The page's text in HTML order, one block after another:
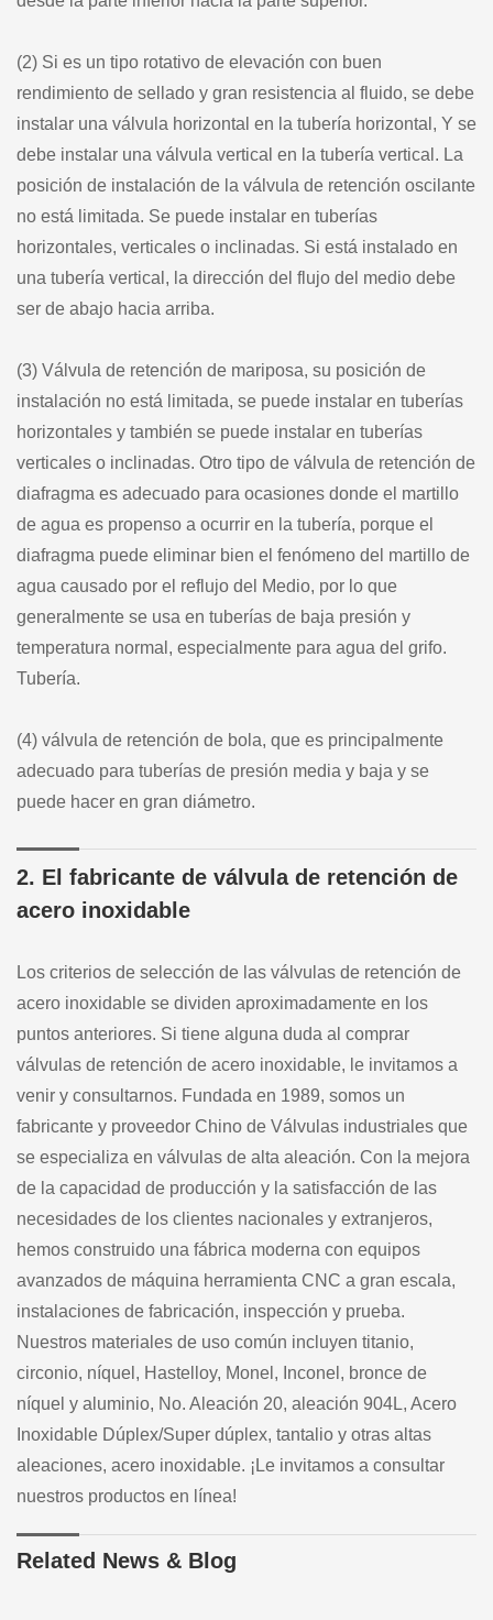
(2) Si es un tipo rotativo de elevación con buen
rendimiento de sellado y gran resistencia al fluido, se debe
instalar una válvula horizontal en la tubería horizontal, Y se
debe instalar una válvula vertical en la tubería vertical. La
posición de instalación de la válvula de retención oscilante
no está limitada. Se puede instalar en tuberías
horizontales, verticales o inclinadas. Si está instalado en
una tubería vertical, la dirección del flujo del medio debe
ser de abajo hacia arriba.
(3) Válvula de retención de mariposa, su posición de
instalación no está limitada, se puede instalar en tuberías
horizontales y también se puede instalar en tuberías
verticales o inclinadas. Otro tipo de válvula de retención de
diafragma es adecuado para ocasiones donde el martillo
de agua es propenso a ocurrir en la tubería, porque el
diafragma puede eliminar bien el fenómeno del martillo de
agua causado por el reflujo del Medio, por lo que
generalmente se usa en tuberías de baja presión y
temperatura normal, especialmente para agua del grifo.
Tubería.
(4) válvula de retención de bola, que es principalmente
adecuado para tuberías de presión media y baja y se
puede hacer en gran diámetro.
2. El fabricante de válvula de retención de
acero inoxidable
Los criterios de selección de las válvulas de retención de
acero inoxidable se dividen aproximadamente en los
puntos anteriores. Si tiene alguna duda al comprar
válvulas de retención de acero inoxidable, le invitamos a
venir y consultarnos. Fundada en 1989, somos un
fabricante y proveedor Chino de Válvulas industriales que
se especializa en válvulas de alta aleación. Con la mejora
de la capacidad de producción y la satisfacción de las
necesidades de los clientes nacionales y extranjeros,
hemos construido una fábrica moderna con equipos
avanzados de máquina herramienta CNC a gran escala,
instalaciones de fabricación, inspección y prueba.
Nuestros materiales de uso común incluyen titanio,
circonio, níquel, Hastelloy, Monel, Inconel, bronce de
níquel y aluminio, No. Aleación 20, aleación 904L, Acero
Inoxidable Dúplex/Super dúplex, tantalio y otras altas
aleaciones, acero inoxidable. ¡Le invitamos a consultar
nuestros productos en línea!
Related News & Blog